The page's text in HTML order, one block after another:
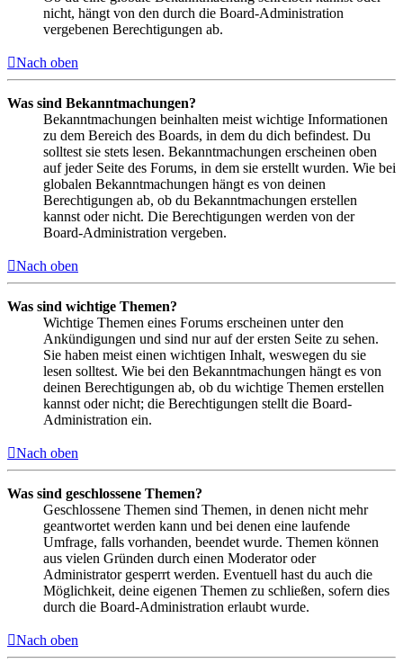
nicht, hängt von den durch die Board-Administration
vergebenen Berechtigungen ab.
Nach oben
Was sind Bekanntmachungen?
Bekanntmachungen beinhalten meist wichtige Informationen
zu dem Bereich des Boards, in dem du dich befindest. Du
solltest sie stets lesen. Bekanntmachungen erscheinen oben
auf jeder Seite des Forums, in dem sie erstellt wurden. Wie bei
globalen Bekanntmachungen hängt es von deinen
Berechtigungen ab, ob du Bekanntmachungen erstellen
kannst oder nicht. Die Berechtigungen werden von der
Board-Administration vergeben.
Nach oben
Was sind wichtige Themen?
Wichtige Themen eines Forums erscheinen unter den
Ankündigungen und sind nur auf der ersten Seite zu sehen.
Sie haben meist einen wichtigen Inhalt, weswegen du sie
lesen solltest. Wie bei den Bekanntmachungen hängt es von
deinen Berechtigungen ab, ob du wichtige Themen erstellen
kannst oder nicht; die Berechtigungen stellt die Board-
Administration ein.
Nach oben
Was sind geschlossene Themen?
Geschlossene Themen sind Themen, in denen nicht mehr
geantwortet werden kann und bei denen eine laufende
Umfrage, falls vorhanden, beendet wurde. Themen können
aus vielen Gründen durch einen Moderator oder
Administrator gesperrt werden. Eventuell hast du auch die
Möglichkeit, deine eigenen Themen zu schließen, sofern dies
durch die Board-Administration erlaubt wurde.
Nach oben